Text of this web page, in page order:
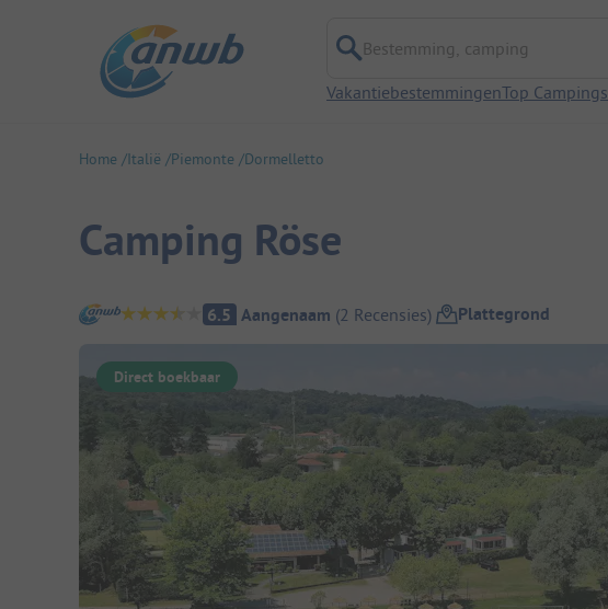
Bestemming, camping
VakantiebestemmingenTop Campings
Home Italië Piemonte Dormelletto
Camping Röse
Camping overzicht
6.5 Aangenaam (2 Recensies) Plattegrond
Direct boekbaar